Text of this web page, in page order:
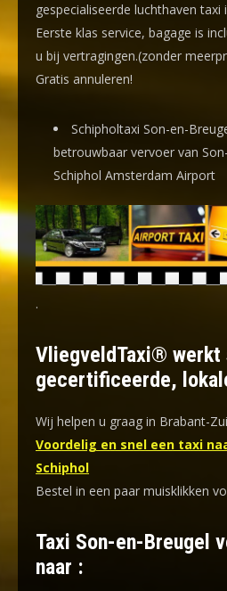
gespecialiseerde luchthaven taxi
Eerste klas service, bagage is
u bij vertragingen.(zonder
Gratis annuleren!
Schipholtaxi Son-en-
betrouwbaar vervoer van
Schiphol Amsterdam Airport
.
VliegveldTaxi® werkt
gecertificeerde,
Wij helpen u graag in Brabant-
Voordelig en snel een taxi
Schiphol
Bestel in een paar muisklikken
Taxi Son-en-Breugel
naar :